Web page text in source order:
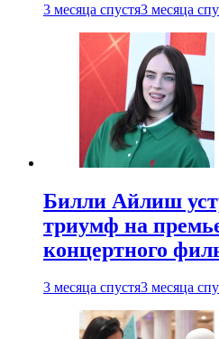
3 месяца спустя3 месяца
Билли Айлиш
триумф на
концертного
3 месяца спустя3 месяца